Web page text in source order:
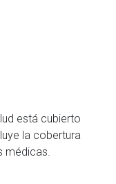
está cubierto
la cobertura
médicas.